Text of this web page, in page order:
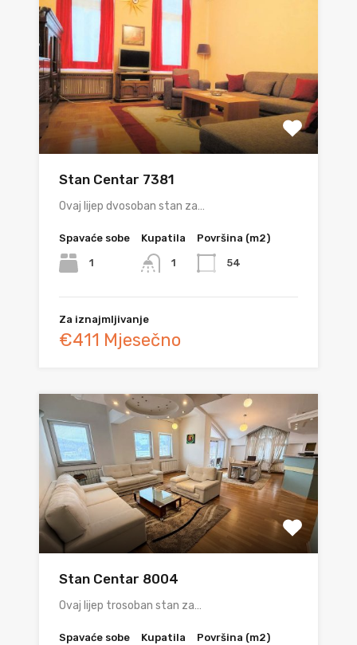
Stan Centar 7381
Ovaj lijep dvosoban stan za…
Spavaće sobe
1
Kupatila
1
Površina (m2)
54
Za iznajmljivanje
€411 Mjesečno
Stan Centar 8004
Ovaj lijep trosoban stan za…
Spavaće sobe Kupatila Površina (m2)